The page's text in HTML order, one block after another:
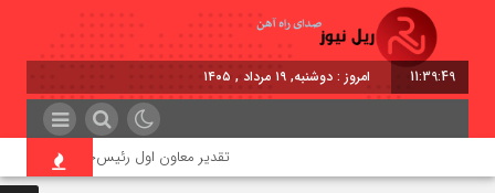
11:39:49 امروز : دوشنبه, ۱۹ مرداد , ۱۴۰۵
تقدیر معاون اول رئیس‌جمهور از مدیرعامل